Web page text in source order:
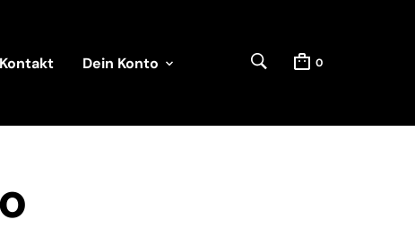
Kontakt Dein Konto 0